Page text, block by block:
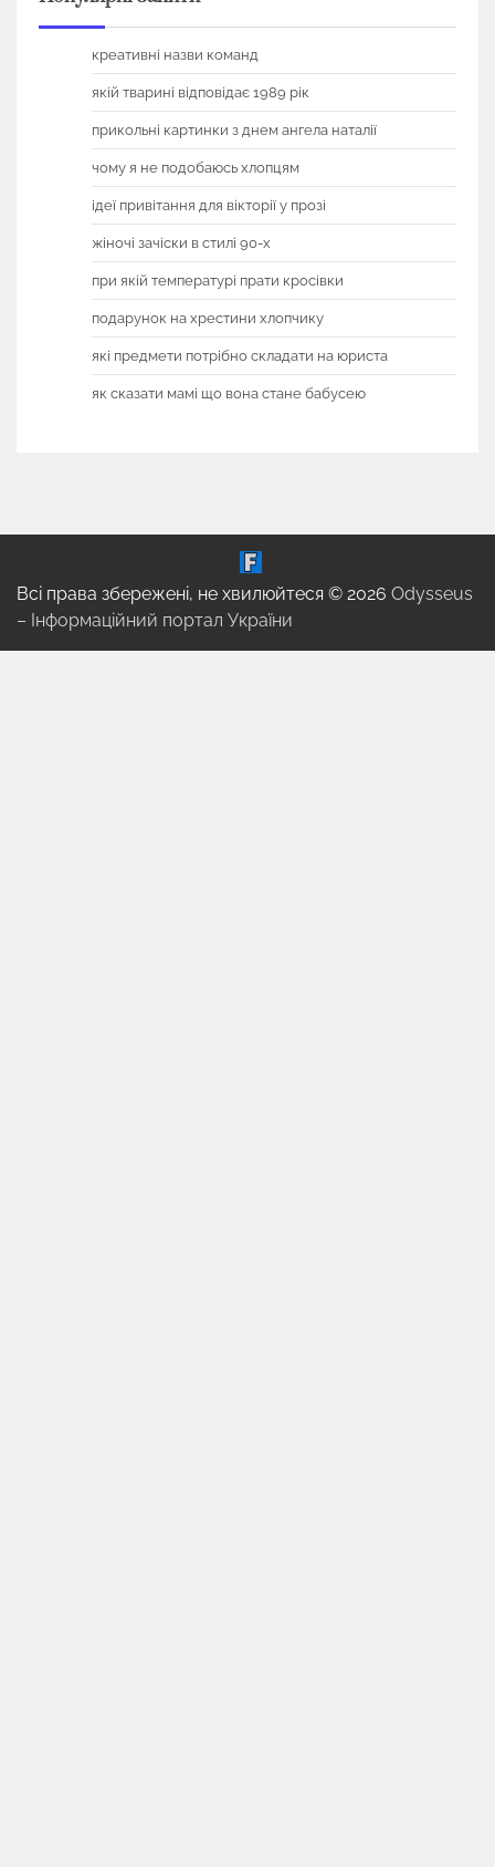
креативні назви команд
якій тварині відповідає 1989 рік
прикольні картинки з днем ангела наталії
чому я не подобаюсь хлопцям
ідеї привітання для вікторії у прозі
жіночі зачіски в стилі 90-х
при якій температурі прати кросівки
подарунок на хрестини хлопчику
які предмети потрібно складати на юриста
як сказати мамі що вона стане бабусею
Всі права збережені, не хвилюйтеся © 2026 Odysseus
– Інформаційний портал України